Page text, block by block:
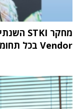
Vendor בכל תחומי שוק ה-IT